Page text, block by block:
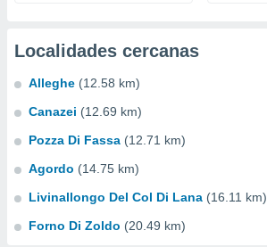
Localidades cercanas
Alleghe (12.58 km)
Canazei (12.69 km)
Pozza Di Fassa (12.71 km)
Agordo (14.75 km)
Livinallongo Del Col Di Lana (16.11 km)
Forno Di Zoldo (20.49 km)